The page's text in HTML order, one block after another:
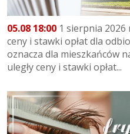
05.08 18:00 1 sierpnia 2026
ceny i stawki opłat dla
oznacza dla mieszkańców
uległy ceny i stawki opłat...